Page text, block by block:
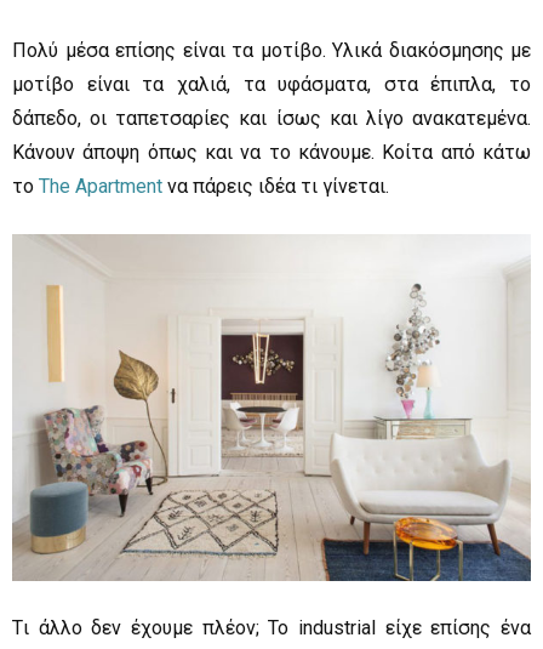
Πολύ μέσα επίσης είναι τα μοτίβο. Υλικά διακόσμησης με
μοτίβο είναι τα χαλιά, τα υφάσματα, στα έπιπλα, το
δάπεδο, οι ταπετσαρίες και ίσως και λίγο ανακατεμένα.
Κάνουν άποψη όπως και να το κάνουμε. Κοίτα από κάτω
το The Apartment να πάρεις ιδέα τι γίνεται.
Tι άλλο δεν έχουμε πλέον; Το industrial είχε επίσης ένα